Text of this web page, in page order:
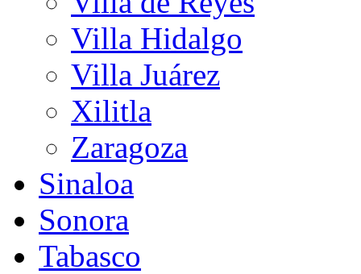
Villa Hidalgo
Villa Juárez
Xilitla
Zaragoza
Sinaloa
Sonora
Tabasco